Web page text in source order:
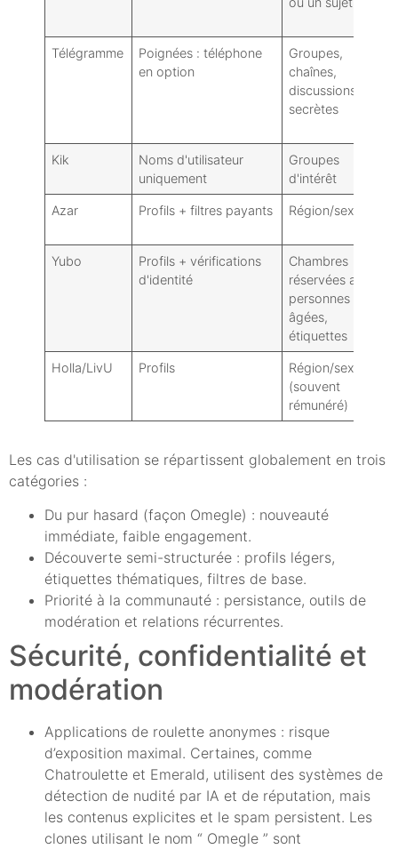
Télégramme
Poignées : téléphone
en option
Groupes,
chaînes,
discussions
secrètes
Kik
Noms d'utilisateur
uniquement
Groupes
d'intérêt
Azar Profils + filtres payants Région/sexe
Yubo
Profils + vérifications
d'identité
Chambres
réservées aux
personnes
âgées,
étiquettes
Holla/LivU Profils
Région/sexe
(souvent
rémunéré)
Les cas d'utilisation se répartissent globalement en trois
catégories :
Du pur hasard (façon Omegle) : nouveauté
immédiate, faible engagement.
Découverte semi-structurée : profils légers,
étiquettes thématiques, filtres de base.
Priorité à la communauté : persistance, outils de
modération et relations récurrentes.
Sécurité, confidentialité et
modération
Applications de roulette anonymes : risque
d’exposition maximal. Certaines, comme
Chatroulette et Emerald, utilisent des systèmes de
détection de nudité par IA et de réputation, mais
les contenus explicites et le spam persistent. Les
clones utilisant le nom “ Omegle ” sont